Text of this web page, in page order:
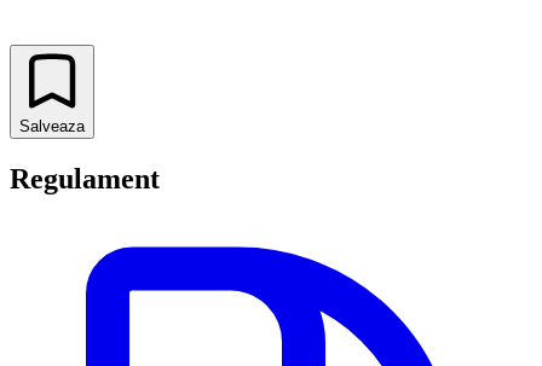
Salveaza
Regulament